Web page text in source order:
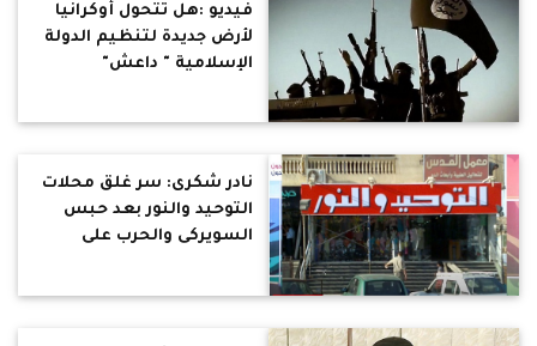
فيديو :هل تتحول أوكرانيا
لأرض جديدة لتنظيم الدولة
الإسلامية " داعش"
نادر شكرى: سر غلق محلات
التوحيد والنور بعد حبس
السويركى والحرب على